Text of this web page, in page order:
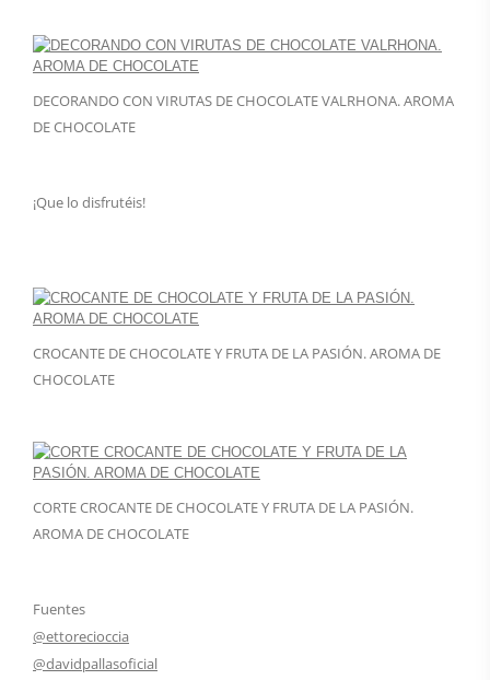
DECORANDO CON VIRUTAS DE CHOCOLATE VALRHONA. AROMA
DE CHOCOLATE
¡Que lo disfrutéis!
CROCANTE DE CHOCOLATE Y FRUTA DE LA PASIÓN. AROMA DE
CHOCOLATE
CORTE CROCANTE DE CHOCOLATE Y FRUTA DE LA PASIÓN.
AROMA DE CHOCOLATE
Fuentes
@ettorecioccia
@davidpallasoficial